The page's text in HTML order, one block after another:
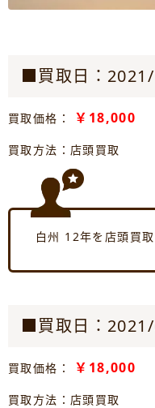
■買取日：
買取価格： ￥18,000
買取方法：店頭買取
白州 12年を店頭買
■買取日：
買取価格： ￥18,000
買取方法：店頭買取